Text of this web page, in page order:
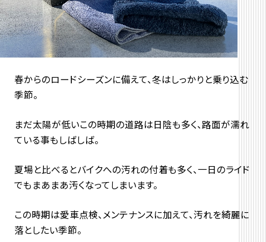
春からのロードシーズンに備えて、冬はしっかりと乗り込む
季節。
まだ太陽が低いこの時期の道路は日陰も多く、路面が濡れ
ている事もしばしば。
夏場と比べるとバイクへの汚れの付着も多く、一日のライド
でもまあまあ汚くなってしまいます。
この時期は愛車点検、メンテナンスに加えて、汚れを綺麗に
落としたい季節。